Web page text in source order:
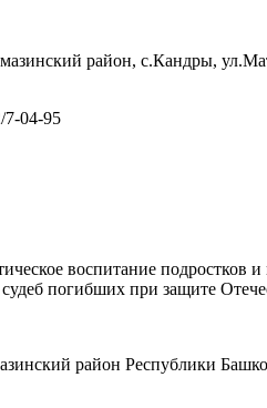
район, с.Кандры,
7-04-95
воспитание подростков
погибших при защите
район Республики